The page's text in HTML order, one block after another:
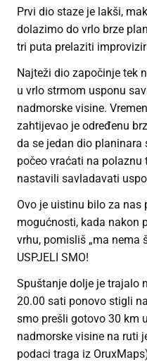
Prvi dio staze je lakši,
dolazimo do vrlo brze
tri puta prelaziti
Najteži dio započinje tek
u vrlo strmom usponu
nadmorske visine.
zahtijevao je određenu
da se jedan dio
počeo vraćati na
nastavili savladavati
Ovo je uistinu bilo za
mogućnosti, kada nakon
vrhu, pomisliš „ma nema
USPJELI SMO!
Spuštanje dolje je trajalo
20.00 sati ponovo stigli
smo prešli gotovo 30 km
nadmorske visine na ruti
podaci traga iz